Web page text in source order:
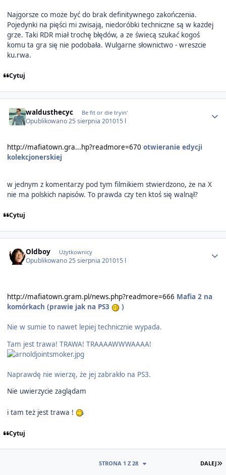
Najgorsze co może być do brak definitywnego zakończenia.
Pojedynki na pięści mi zwisają, niedoróbki techniczne są w każdej
grze. Taki RDR miał trochę błędów, a ze świecą szukać kogoś
komu ta gra się nie podobała. Wulgarne słownictwo - wreszcie
ku.rwa.
Cytuj
waldusthecyc Be fit or die tryin'
Opublikowano25 sierpnia 201015 l
http://mafiatown.gra...hp?readmore=670 otwieranie edycji
kolekcjonerskiej
w jednym z komentarzy pod tym filmikiem stwierdzono, że na X
nie ma polskich napisów. To prawda czy ten ktoś się walnął?
Cytuj
Oldboy Użytkownicy
Opublikowano25 sierpnia 201015 l
http://mafiatown.gram.pl/news.php?readmore=666 Mafia 2 na
komórkach (prawie jak na PS3
)
Nie w sumie to nawet lepiej technicznie wypada.
Tam jest trawa! TRAWA! TRAAAAWWWAAAA!
Naprawdę nie wierzę, że jej zabrakło na PS3.
Nie uwierzycie zaglądam
i tam też jest trawa !
Cytuj
DALEJ
STRONA 1 Z 28